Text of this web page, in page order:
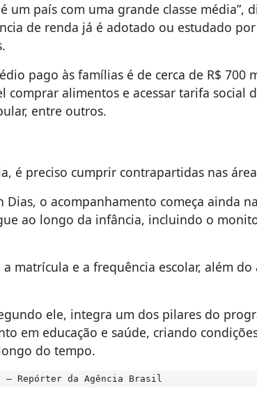
um país com uma grande classe média”,
de renda já é adotado ou estudado por
pago às famílias é de cerca de R$ 700
comprar alimentos e acessar tarifa social
entre outros.
é preciso cumprir contrapartidas nas
o acompanhamento começa ainda
ao longo da infância, incluindo o
matrícula e a frequência escolar, além
ele, integra um dos pilares do
em educação e saúde, criando
do tempo.
– Repórter da Agência Brasil